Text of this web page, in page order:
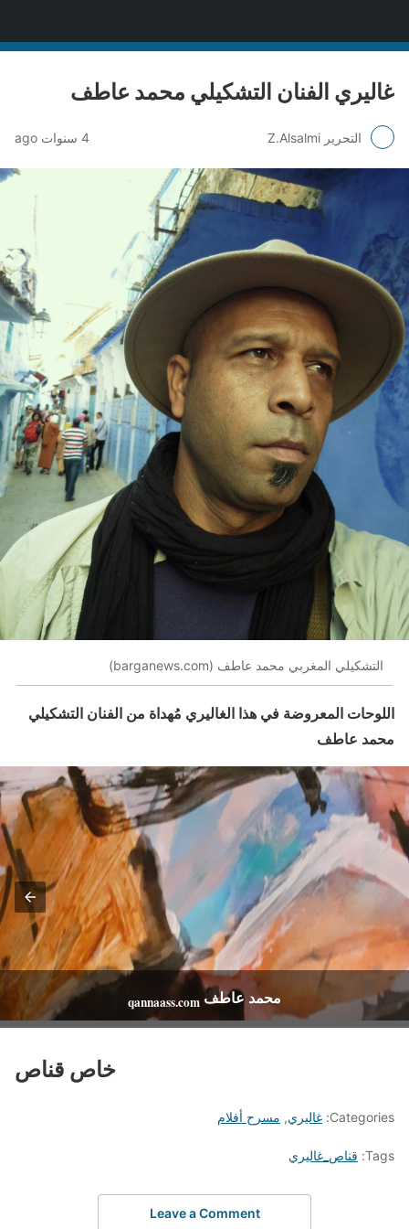
غاليري الفنان التشكيلي محمد عاطف
التحرير Z.Alsalmi 4 سنوات ago
التشكيلي المغربي محمد عاطف (barganews.com)
اللوحات المعروضة في هذا الغاليري مُهداة من الفنان التشكيلي
محمد عاطف
محمد عاطف qannaass.com
خاص قناص
Categories: غاليري, مسرح أفلام
Tags: قناص_غاليري
Leave a Comment